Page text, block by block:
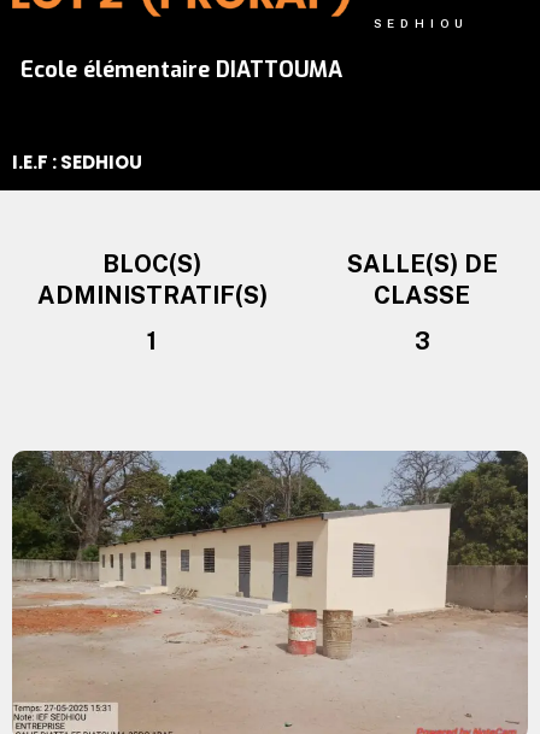
SEDHIOU
Ecole élémentaire DIATTOUMA
I.E.F : SEDHIOU
BLOC(S)
ADMINISTRATIF(S)
1
SALLE(S) DE
CLASSE
3